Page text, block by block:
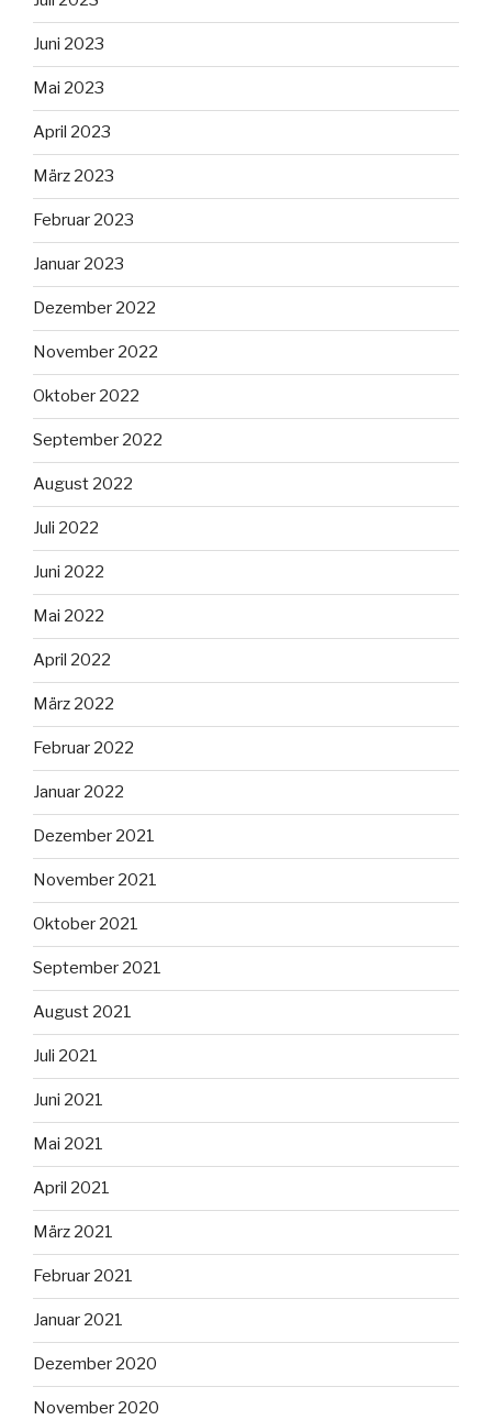
Juni 2023
Mai 2023
April 2023
März 2023
Februar 2023
Januar 2023
Dezember 2022
November 2022
Oktober 2022
September 2022
August 2022
Juli 2022
Juni 2022
Mai 2022
April 2022
März 2022
Februar 2022
Januar 2022
Dezember 2021
November 2021
Oktober 2021
September 2021
August 2021
Juli 2021
Juni 2021
Mai 2021
April 2021
März 2021
Februar 2021
Januar 2021
Dezember 2020
November 2020